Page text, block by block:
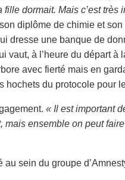
dormait. Mais c’est très
diplôme de chimie et
dresse une banque de
à l’heure du départ à
avec fierté mais en
hochets du protocole pour
« Il est important
mais ensemble on peut
sein du groupe